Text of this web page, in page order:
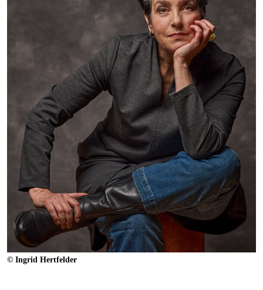
© Ingrid Hertfelder